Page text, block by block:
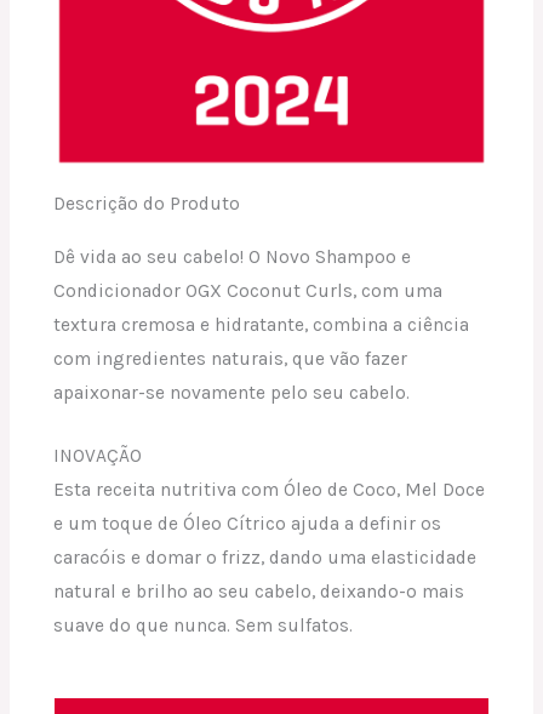
Descrição do Produto
Dê vida ao seu cabelo! O Novo Shampoo e
Condicionador OGX Coconut Curls, com uma
textura cremosa e hidratante, combina a ciência
com ingredientes naturais, que vão fazer
apaixonar-se novamente pelo seu cabelo.
INOVAÇÃO
Esta receita nutritiva com Óleo de Coco, Mel Doce
e um toque de Óleo Cítrico ajuda a definir os
caracóis e domar o frizz, dando uma elasticidade
natural e brilho ao seu cabelo, deixando-o mais
suave do que nunca. Sem sulfatos.